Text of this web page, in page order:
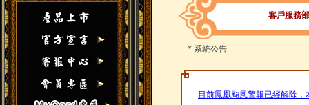
客戶服務
* 系統公告
目前鳳凰颱風警報已經解除，